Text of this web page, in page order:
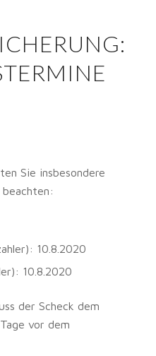
Sie insbesondere
10.8.2020
10.8.2020
der Scheck dem
vor dem